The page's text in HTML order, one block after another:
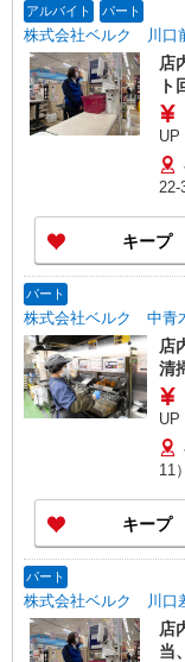
★
に
市
町
群
市
＞ 足
利根
原
千
市
立川
市
アルバイト パート
株式会社ベルク 川口
店内スタ
ト
イ
つく場合
本
手
時
UP！ 上記時間帯は募集時
22-
キープ
パート
株式会社ベルク 中青
店内スタ
清
つく場合
★
に時給
ま
だ
11）
キープ
パート
株式会社ベルク 川口
店内スタ
当